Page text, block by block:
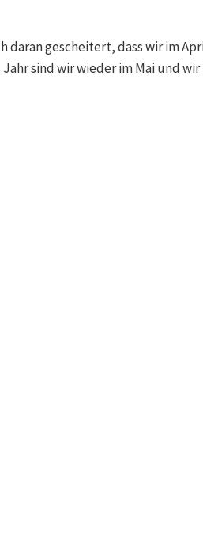
daran gescheitert, dass wir im
sind wir wieder im Mai und